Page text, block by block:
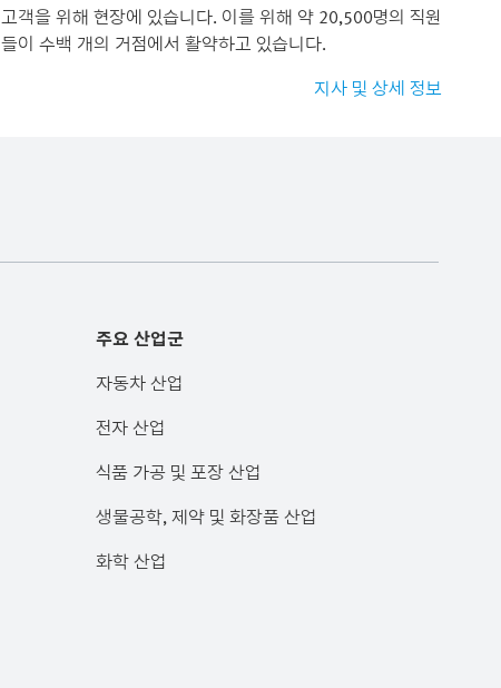
고객을 위해 현장에 있습니다. 이를 위해 약 20,500명의 직원
들이 수백 개의 거점에서 활약하고 있습니다.
지사 및 상세 정보
주요 산업군
자동차 산업
전자 산업
식품 가공 및 포장 산업
생물공학, 제약 및 화장품 산업
화학 산업